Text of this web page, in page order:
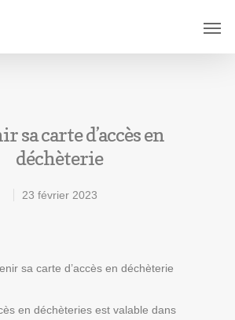
sa carte d’accès en
déchèterie
23 février 2023
sa carte d’accès en déchèterie
en déchèteries est valable dans